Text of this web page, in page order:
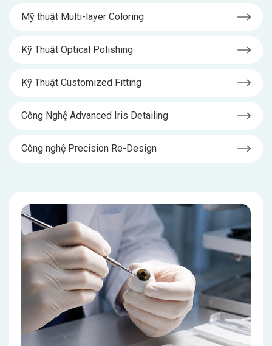
Mỹ thuật Multi-layer Coloring
Kỹ Thuật Optical Polishing
Kỹ Thuật Customized Fitting
Công Nghệ Advanced Iris Detailing
Công nghệ Precision Re-Design